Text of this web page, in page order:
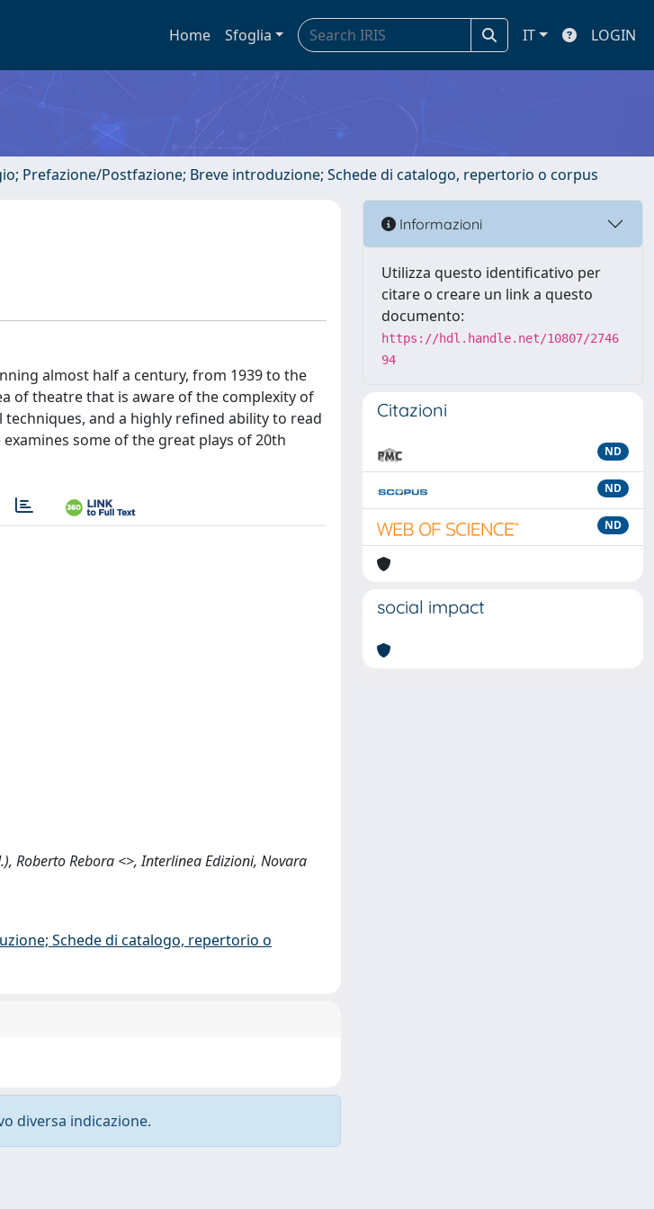
Home Sfoglia IT LOGIN
Prefazione/Postfazione; Breve introduzione; Schede di catalogo, repertorio o corpus
almost half a century, from 1939 to the
of theatre that is aware of the complexity of
and a highly refined ability to read
some of the great plays of 20th
Roberto Rebora <>, Interlinea Edizioni, Novara
Schede di catalogo, repertorio o
diversa indicazione.
Informazioni
Utilizza questo identificativo per
citare o creare un link a questo
documento:
https://hdl.handle.net/10807/2746
94
Citazioni
ND
ND
ND
social impact